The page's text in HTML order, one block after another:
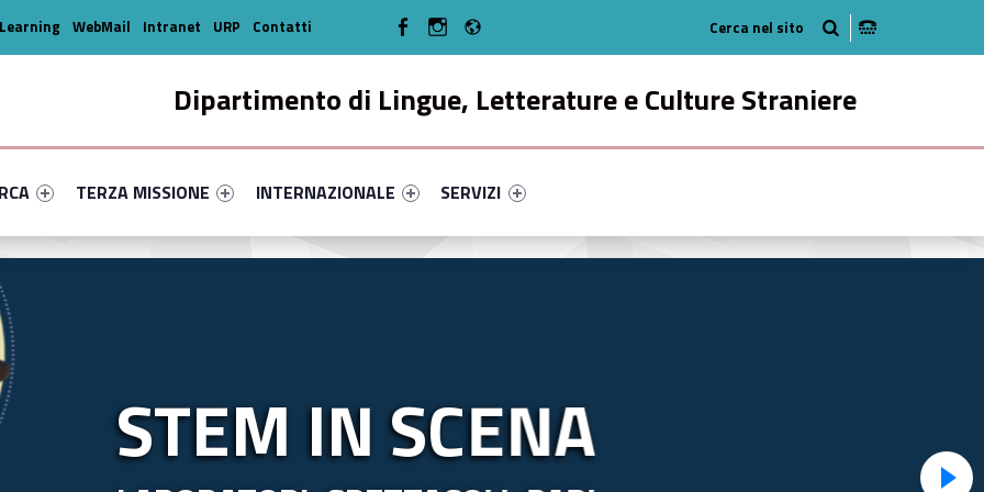
Dipartimento di Lingue, Letterature e Culture Straniere
primary-25026-14
#link-menu-primary-45803-33
Link identifier #link-menu-primary-93522-44
TERZA MISSIONE
Link identifier #link-menu-primary-18918-49
INTERNAZIONALE
Link identifier #link-menu-primary-50861-58
SERVIZI
WebMail Intranet URP Contatti WebMan on FacebookWebMan on Instagram
STEM IN SCENA